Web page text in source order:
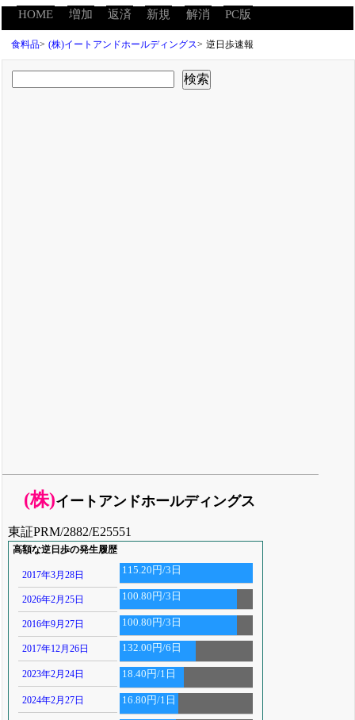
HOME 増加 返済 新規 解消 PC版
食料品> (株)イートアンドホールディングス> 逆日歩速報
(株)イートアンドホールディングス
東証PRM/2882/E25551
高額な逆日歩の発生履歴
2017年3月28日 115.20円/3日
2026年2月25日 100.80円/3日
2016年9月27日 100.80円/3日
2017年12月26日 132.00円/6日
2023年2月24日 18.40円/1日
2024年2月27日 16.80円/1日